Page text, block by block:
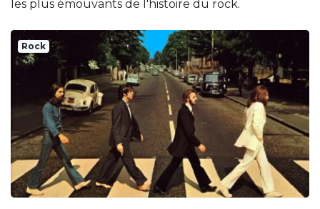
les plus émouvants de l'histoire du rock.
Rock